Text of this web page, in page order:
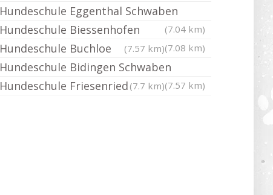
Hundeschule Eggenthal Schwaben
(7.04 km)
Hundeschule Biessenhofen
(7.08 km)
Hundeschule Buchloe (7.57 km)
Hundeschule Bidingen Schwaben
(7.57 km)
Hundeschule Friesenried (7.7 km)